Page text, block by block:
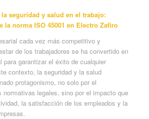
seguridad y salud en el trabajo:
la norma ISO 45001 en Electro Zafiro
cada vez más competitivo y
de los trabajadores se ha convertido en
para garantizar el éxito de cualquier
contexto, la seguridad y la salud
protagonismo, no solo por el
normativas legales, sino por el impacto que
la satisfacción de los empleados y la